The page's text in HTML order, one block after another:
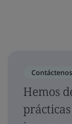
Contáctenos
Hemos